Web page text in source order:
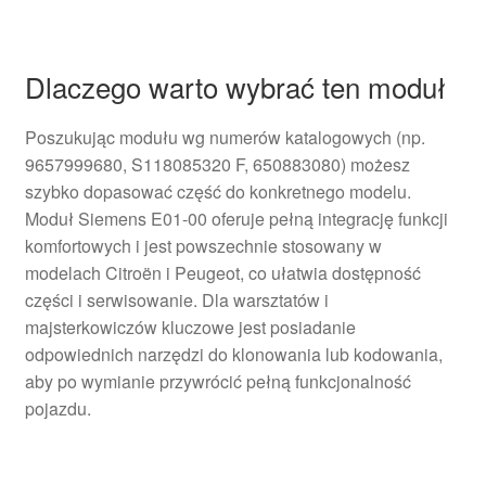
Dlaczego warto wybrać ten moduł
Poszukując modułu wg numerów katalogowych (np.
9657999680, S118085320 F, 650883080) możesz
szybko dopasować część do konkretnego modelu.
Moduł Siemens E01-00 oferuje pełną integrację funkcji
komfortowych i jest powszechnie stosowany w
modelach Citroën i Peugeot, co ułatwia dostępność
części i serwisowanie. Dla warsztatów i
majsterkowiczów kluczowe jest posiadanie
odpowiednich narzędzi do klonowania lub kodowania,
aby po wymianie przywrócić pełną funkcjonalność
pojazdu.